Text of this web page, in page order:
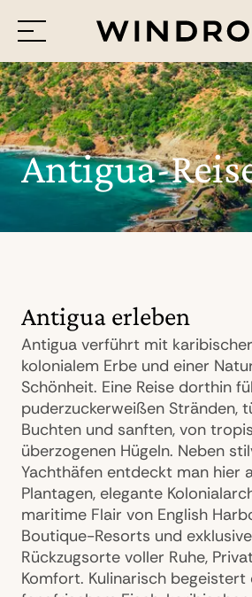
Menü
Reiseziele
Reisethemen
Jetzt Anfrage
Antigua-
Antigua erleben
Antigua verführt mit
kolonialem Erbe und einer
Schönheit. Eine Reise dorthin
puderzuckerweißen Stränden,
Buchten und sanften, von
überzogenen Hügeln. Neben
Yachthäfen entdeckt man hier
Plantagen, elegante
maritime Flair von English
Boutique-Resorts und
Rückzugsorte voller Ruhe,
Komfort. Kulinarisch begeistert